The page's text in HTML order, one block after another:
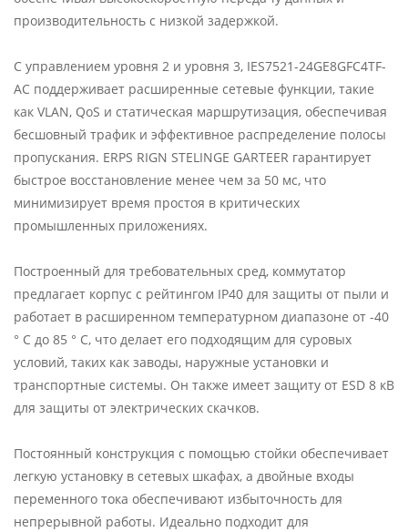
производительность с низкой задержкой.
С управлением уровня 2 и уровня 3, IES7521-24GE8GFC4TF-
AC поддерживает расширенные сетевые функции, такие
как VLAN, QoS и статическая маршрутизация, обеспечивая
бесшовный трафик и эффективное распределение полосы
пропускания. ERPS RIGN STELINGE GARTEER гарантирует
быстрое восстановление менее чем за 50 мс, что
минимизирует время простоя в критических
промышленных приложениях.
Построенный для требовательных сред, коммутатор
предлагает корпус с рейтингом IP40 для защиты от пыли и
работает в расширенном температурном диапазоне от -40
° C до 85 ° C, что делает его подходящим для суровых
условий, таких как заводы, наружные установки и
транспортные системы. Он также имеет защиту от ESD 8 кВ
для защиты от электрических скачков.
Постоянный конструкция с помощью стойки обеспечивает
легкую установку в сетевых шкафах, а двойные входы
переменного тока обеспечивают избыточность для
непрерывной работы. Идеально подходит для